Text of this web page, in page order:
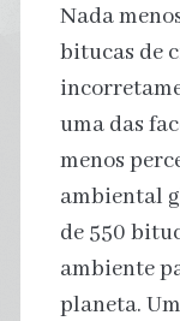
Nada
bitucas de
uma das
menos
ambiental
de 550
ambiente
planeta.